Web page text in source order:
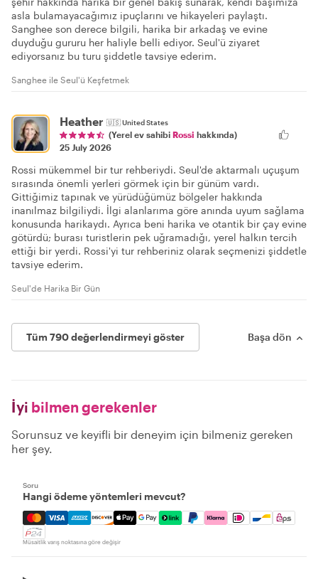
asla bulamayacağımız ipuçlarını ve hikayeleri paylaştı.
Sanghee son derece bilgili, harika bir arkadaş ve evine
duyduğu gururu her haliyle belli ediyor. Seul'ü ziyaret
ediyorsanız bu turu şiddetle tavsiye ederim.
Sanghee ile Seul'ü Keşfetmek
Heather 🇺🇸United States
(Yerel ev sahibi Rossi hakkında)
25 July 2026
Rossi mükemmel bir tur rehberiydi. Seul'de aktarmalı uçuşum
sırasında önemli yerleri görmek için bir günüm vardı.
Gittiğimiz tapınak ve yürüdüğümüz bölgeler hakkında
inanılmaz bilgiliydi. İlgi alanlarıma göre anında uyum sağlama
konusunda harikaydı. Ayrıca beni harika ve otantik bir çay evine
götürdü; burası turistlerin pek uğramadığı, yerel halkın tercih
ettiği bir yerdi. Rossi'yi tur rehberiniz olarak seçmenizi şiddetle
tavsiye ederim.
Seul'de Harika Bir Gün
Tüm 790 değerlendirmeyi göster Başa dön
İyi bilmen gerekenler
Sorunsuz ve keyifli bir deneyim için bilmeniz gereken
her şey.
Soru
Hangi ödeme yöntemleri mevcut?
Mastercard, Visa, Amex, Discover, Apple Pay, Google
Müsaitlik varış noktasına göre değişir